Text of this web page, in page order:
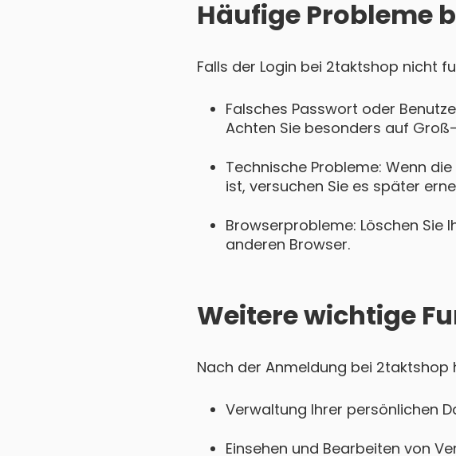
Häufige Probleme
Falls der Login bei 2taktshop nicht
Falsches Passwort oder
Achten Sie besonders auf
Technische Probleme: Wenn
ist, versuchen Sie es später
Browserprobleme: Löschen Sie
anderen Browser.
Weitere wichtige
Nach der Anmeldung bei 2taktshop
Verwaltung Ihrer persönlichen
Einsehen und Bearbeiten von